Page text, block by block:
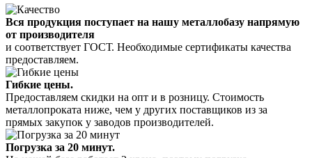
Вся продукция поступает на нашу металлобазу напрямую
от производителя
и соответствует ГОСТ. Необходимые сертификаты качества
предоставляем.
Гибкие цены.
Предоставляем скидки на опт и в розницу. Стоимость
металлопроката ниже, чем у других поставщиков из за
прямых закупок у заводов производителей.
Погрузка за 20 минут.